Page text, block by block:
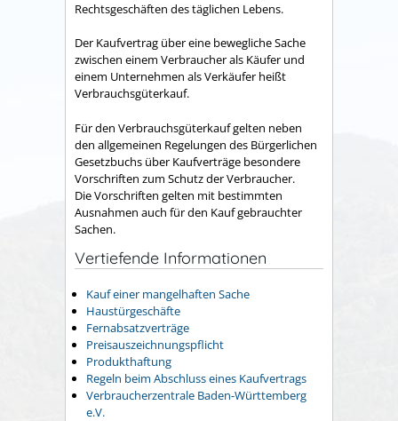
Rechtsgeschäften des täglichen Lebens.
Der Kaufvertrag über eine bewegliche Sache
zwischen einem Verbraucher als Käufer und
einem Unternehmen als Verkäufer heißt
Verbrauchsgüterkauf.
Für den Verbrauchsgüterkauf gelten neben
den allgemeinen Regelungen des Bürgerlichen
Gesetzbuchs über Kaufverträge besondere
Vorschriften zum Schutz der Verbraucher.
Die Vorschriften gelten mit bestimmten
Ausnahmen auch für den Kauf gebrauchter
Sachen.
Vertiefende Informationen
Kauf einer mangelhaften Sache
Haustürgeschäfte
Fernabsatzverträge
Preisauszeichnungspflicht
Produkthaftung
Regeln beim Abschluss eines Kaufvertrags
Verbraucherzentrale Baden-Württemberg
e.V.